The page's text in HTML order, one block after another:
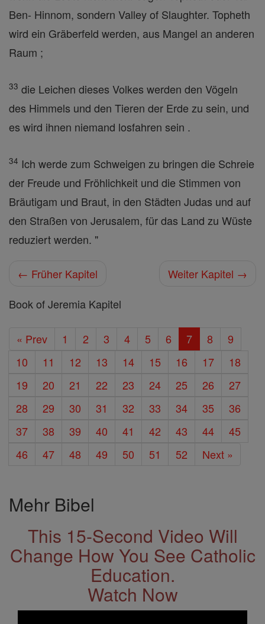
Ben- Hinnom, sondern Valley of Slaughter. Topheth
wird ein Gräberfeld werden, aus Mangel an anderen
Raum ;
33 die Leichen dieses Volkes werden den Vögeln
des Himmels und den Tieren der Erde zu sein, und
es wird ihnen niemand losfahren sein .
34 Ich werde zum Schweigen zu bringen die Schreie
der Freude und Fröhlichkeit und die Stimmen von
Bräutigam und Braut, in den Städten Judas und auf
den Straßen von Jerusalem, für das Land zu Wüste
reduziert werden. "
← Früher Kapitel
Weiter Kapitel →
Book of Jeremia Kapitel
« Prev 1 2 3 4 5 6 7 8
9
10
11 12 13 14 15 16 17
18
19
20 21 22 23 24 25 26
27
28
29 30 31 32 33 34 35
36
37
38 39 40 41 42 43 44
45
46
47 48 49 50 51 52 Next »
Mehr Bibel
This 15-Second Video Will
Change How You See Catholic
Education.
Watch Now